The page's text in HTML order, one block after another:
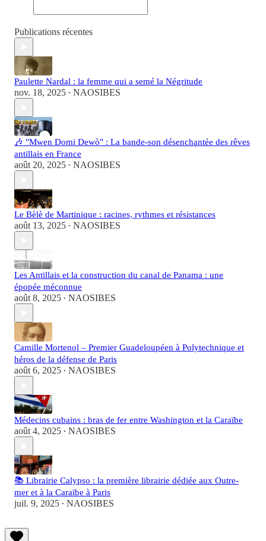
Publications récentes
Paulette Nardal : la femme qui a semé la Négritude
nov. 18, 2025 • NAOSIBES
🎶 "Mwen Domi Dewò" : La bande-son désenchantée des rêves
antillais en France
août 20, 2025 • NAOSIBES
Le Bèlè de Martinique : racines, rythmes et résistances
août 13, 2025 • NAOSIBES
Les Antillais et la construction du canal de Panama : une
épopée méconnue
août 8, 2025 • NAOSIBES
Camille Mortenol – Premier Guadeloupéen à Polytechnique et
héros de la défense de Paris
août 6, 2025 • NAOSIBES
Médecins cubains : bras de fer entre Washington et la Caraïbe
août 4, 2025 • NAOSIBES
📚 Librairie Calypso : la première librairie dédiée aux Outre-
mer et à la Caraïbe à Paris
juil. 9, 2025 • NAOSIBES